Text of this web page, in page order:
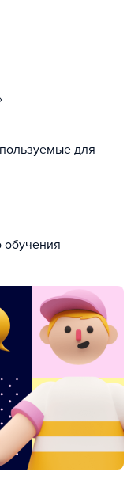
для
обучения